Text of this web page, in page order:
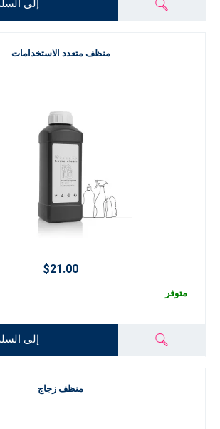
إلى
منظف متعدد الاستخدامات
$21.00
متوفر
إلى
منظف زجاج